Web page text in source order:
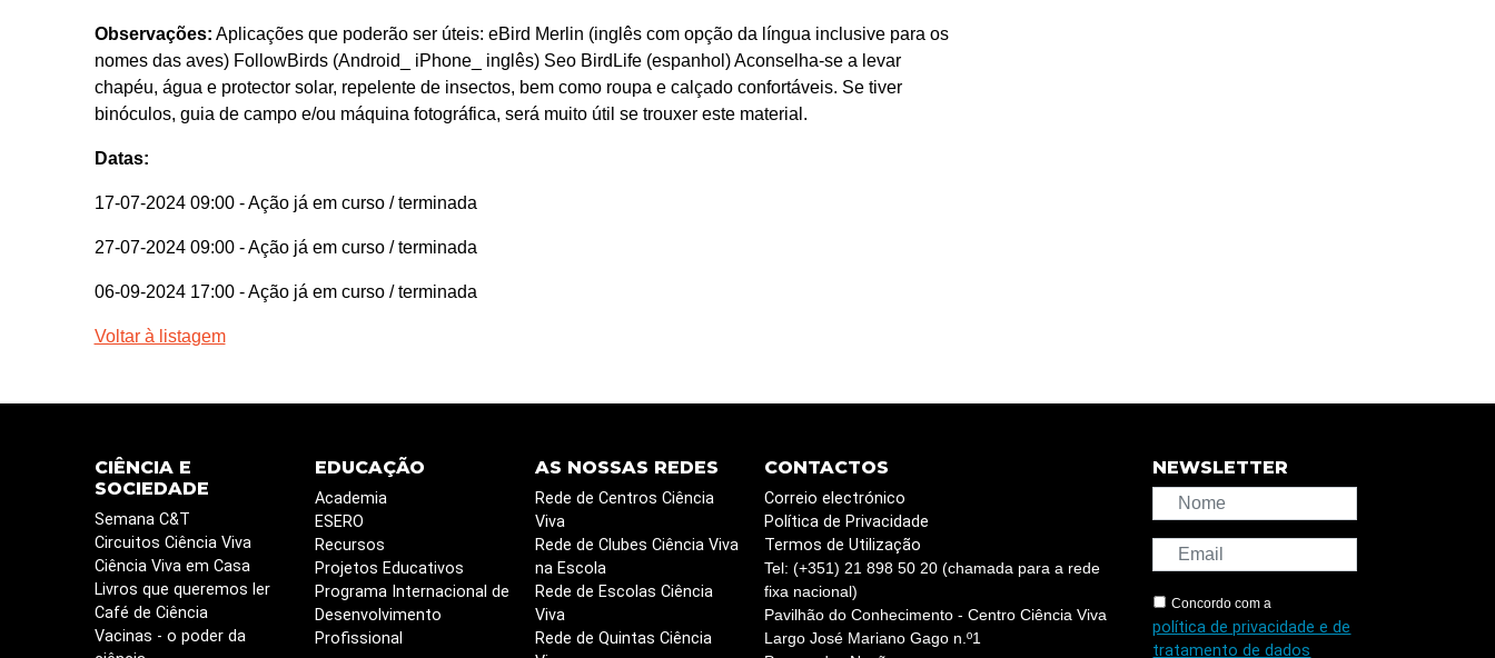
Observações: Aplicações que poderão ser úteis: eBird Merlin (inglês com opção da língua inclusive para os
nomes das aves) FollowBirds (Android_ iPhone_ inglês) Seo BirdLife (espanhol) Aconselha-se a levar
chapéu, água e protector solar, repelente de insectos, bem como roupa e calçado confortáveis. Se tiver
binóculos, guia de campo e/ou máquina fotográfica, será muito útil se trouxer este material.
Datas:
17-07-2024 09:00 - Ação já em curso / terminada
27-07-2024 09:00 - Ação já em curso / terminada
06-09-2024 17:00 - Ação já em curso / terminada
Voltar à listagem
CIÊNCIA E
SOCIEDADE
Semana C&T
Circuitos Ciência Viva
Ciência Viva em Casa
Livros que queremos ler
Café de Ciência
Vacinas - o poder da
EDUCAÇÃO
Academia
ESERO
Recursos
Projetos Educativos
Programa Internacional de
Desenvolvimento
Profissional
AS NOSSAS REDES
Rede de Centros Ciência
Viva
Rede de Clubes Ciência Viva
na Escola
Rede de Escolas Ciência
Viva
Rede de Quintas Ciência
CONTACTOS
Correio electrónico
Política de Privacidade
Termos de Utilização
Tel: (+351) 21 898 50 20 (chamada para a rede
fixa nacional)
Pavilhão do Conhecimento - Centro Ciência Viva
Largo José Mariano Gago n.º1
NEWSLETTER
Concordo com a
política de privacidade e de
tratamento de dados